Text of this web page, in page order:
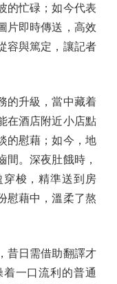
的忙碌；如今代表
片即時傳送，高效
容與篤定，讓記者
升級，當中藏着
在酒店附近小店點
的慰藉；如今，地
間。深夜肚餓時，
梭，精準送到房
慰藉中，溫柔了熬
日需借助翻譯才
一口流利的普通